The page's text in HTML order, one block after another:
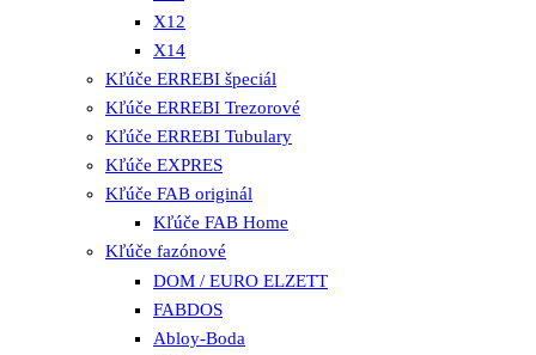
X12
X14
Kľúče ERREBI špeciál
Kľúče ERREBI Trezorové
Kľúče ERREBI Tubulary
Kľúče EXPRES
Kľúče FAB originál
Kľúče FAB Home
Kľúče fazónové
DOM / EURO ELZETT
FABDOS
Abloy-Boda